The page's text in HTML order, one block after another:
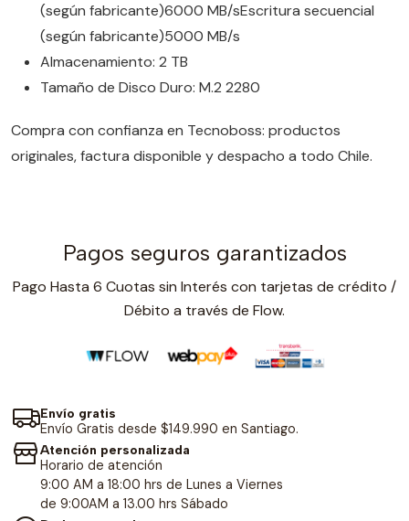
(según fabricante)6000 MB/sEscritura secuencial
(según fabricante)5000 MB/s
Almacenamiento: 2 TB
Tamaño de Disco Duro: M.2 2280
Compra con confianza en Tecnoboss: productos
originales, factura disponible y despacho a todo Chile.
Pagos seguros garantizados
Pago Hasta 6 Cuotas sin Interés con tarjetas de crédito /
Débito a través de Flow.
Envío gratis
Envío Gratis desde $149.990 en Santiago.
Atención personalizada
Horario de atención
9:00 AM a 18:00 hrs de Lunes a Viernes
de 9:00AM a 13.00 hrs Sábado